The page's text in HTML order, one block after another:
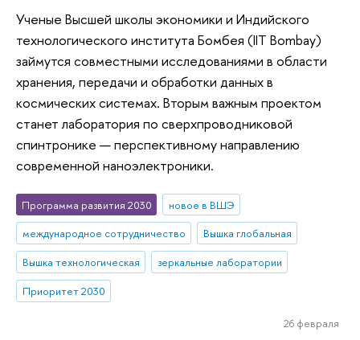
Ученые Высшей школы экономики и Индийского
технологического института Бомбея (IIT Bombay)
займутся совместными исследованиями в области
хранения, передачи и обработки данных в
космических системах. Вторым важным проектом
станет лаборатория по сверхпроводниковой
спинтронике — перспективному направлению
современной наноэлектроники.
Программа развития 2030
новое в ВШЭ
международное сотрудничество
Вышка глобальная
Вышка технологическая
зеркальные лаборатории
Приоритет 2030
26 февраля